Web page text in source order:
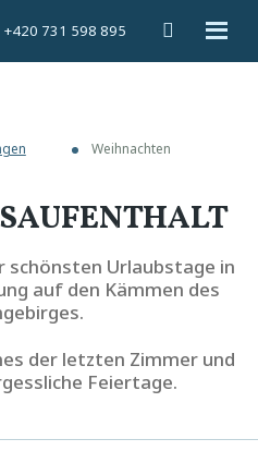
+420 731 598 895
Weihnachten
schönsten Urlaubstage in
auf den Kämmen des
der letzten Zimmer und
Feiertage.